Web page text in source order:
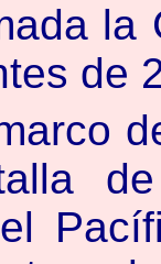
la
de